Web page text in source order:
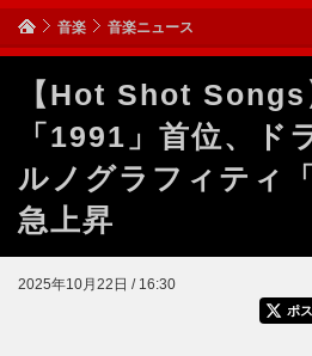
音楽 音楽ニュース
【Hot Shot Songs
「1991」首位、ド
ルノグラフィティ
急上昇
2025年10月22日 / 16:30
ポ